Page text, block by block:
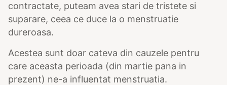
contractate, puteam avea stari de tristete si
suparare, ceea ce duce la o menstruatie
dureroasa.
Acestea sunt doar cateva din cauzele pentru
care aceasta perioada (din martie pana in
prezent) ne-a influentat menstruatia.